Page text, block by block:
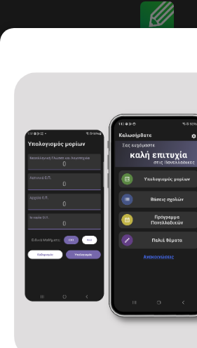
Αρχική
Υπολογισμός
Βάσεις σχολών
Πρόγραμμα
Παλιά θέματα
Επικοινωνία